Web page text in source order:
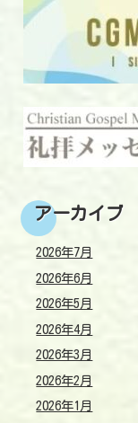
アーカイブ
2026年7月
2026年6月
2026年5月
2026年4月
2026年3月
2026年2月
2026年1月